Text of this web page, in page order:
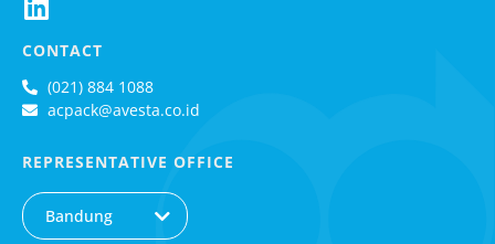
CONTACT
(021) 884 1088
acpack@avesta.co.id
REPRESENTATIVE OFFICE